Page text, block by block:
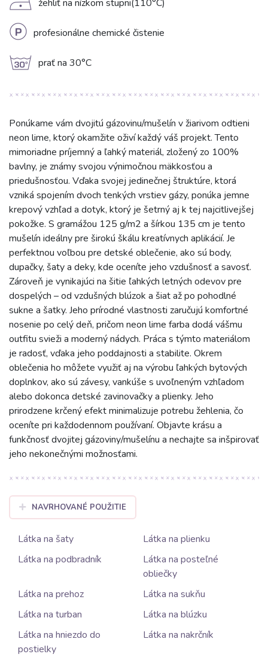
D žehliť na nízkom stupni(110°C)
L profesionálne chemické čistenie
g prať na 30°C
Ponúkame vám dvojitú gázovinu/mušelín v žiarivom odtieni
neon lime, ktorý okamžite oživí každý váš projekt. Tento
mimoriadne príjemný a ľahký materiál, zložený zo 100%
bavlny, je známy svojou výnimočnou mäkkosťou a
priedušnosťou. Vďaka svojej jedinečnej štruktúre, ktorá
vzniká spojením dvoch tenkých vrstiev gázy, ponúka jemne
krepový vzhľad a dotyk, ktorý je šetrný aj k tej najcitlivejšej
pokožke. S gramážou 125 g/m2 a šírkou 135 cm je tento
mušelín ideálny pre širokú škálu kreatívnych aplikácií. Je
perfektnou voľbou pre detské oblečenie, ako sú body,
dupačky, šaty a deky, kde oceníte jeho vzdušnosť a savosť.
Zároveň je vynikajúci na šitie ľahkých letných odevov pre
dospelých – od vzdušných blúzok a šiat až po pohodlné
sukne a šatky. Jeho prírodné vlastnosti zaručujú komfortné
nosenie po celý deň, pričom neon lime farba dodá vášmu
outfitu svieži a moderný nádych. Práca s týmto materiálom
je radosť, vďaka jeho poddajnosti a stabilite. Okrem
oblečenia ho môžete využiť aj na výrobu ľahkých bytových
doplnkov, ako sú závesy, vankúše s uvoľneným vzhľadom
alebo dokonca detské zavinovačky a plienky. Jeho
prirodzene krčený efekt minimalizuje potrebu žehlenia, čo
oceníte pri každodennom používaní. Objavte krásu a
funkčnosť dvojitej gázoviny/mušelínu a nechajte sa inšpirovať
jeho nekonečnými možnosťami.
NAVRHOVANÉ POUŽITIE
Látka na šaty
Látka na plienku
Látka na podbradník
Látka na posteľné
obliečky
Látka na prehoz
Látka na sukňu
Látka na turban
Látka na blúzku
Látka na hniezdo do
postielky
Látka na nakrčník